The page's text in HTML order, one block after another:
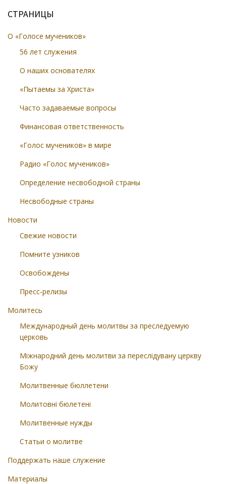
СТРАНИЦЫ
О «Голосе мучеников»
56 лет служения
О наших основателях
«Пытаемы за Христа»
Часто задаваемые вопросы
Финансовая ответственность
«Голос мучеников» в мире
Радио «Голос мучеников»
Определение несвободной страны
Несвободные страны
Новости
Свежие новости
Помните узников
Освобождены
Пресс-релизы
Молитесь
Международный день молитвы за преследуемую
церковь
Міжнародний день молитви за переслідувану церкву
Божу
Молитвенные бюллетени
Молитовні бюлетені
Молитвенные нужды
Статьи о молитве
Поддержать наше служение
Материалы